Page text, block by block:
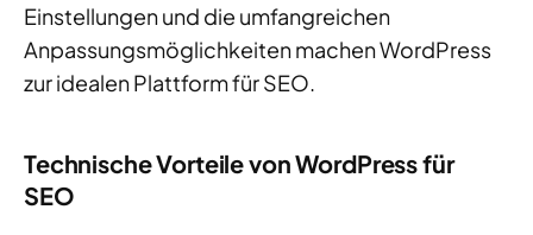
Einstellungen und die umfangreichen
Anpassungsmöglichkeiten machen WordPress
zur idealen Plattform für SEO.
Technische Vorteile von WordPress für
SEO